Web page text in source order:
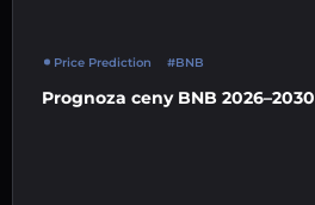
Price Prediction #BNB
Prognoza ceny BNB 2026–2030